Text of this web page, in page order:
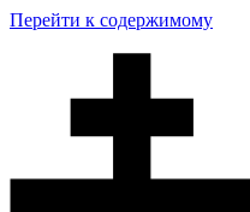
Перейти к содержимому